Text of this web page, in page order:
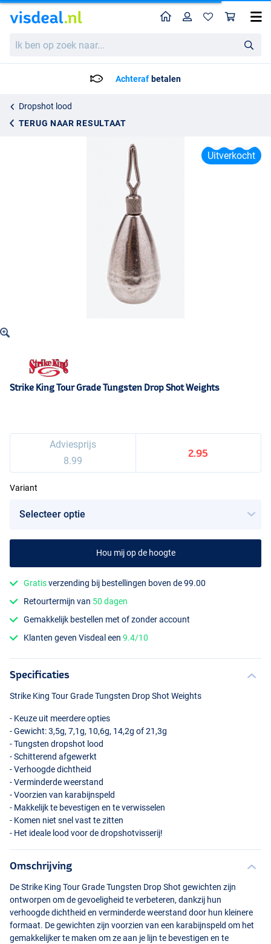
ben
HomeProfiel
Achteraf betalen
Dropshot lood
TERUG NAAR RESULTAAT
Strike King Tour Grade Tungsten Drop Shot Weights
8.99
Uitverkocht
Strike King Tour Grade Tungsten Drop Shot Weights
Adviesprijs
8.99
2.95
Variant
Hou mij op de hoogte
Gratisverzending bij bestellingen boven de 99.00
Retourtermijn van 50 dagen
Gemakkelijk bestellen met of zonder account
Klanten geven Visdeal een9.4/10
Specificaties
Strike King Tour Grade Tungsten Drop Shot Weights
- Keuze uit meerdere opties
- Gewicht: 3,5g, 7,1g, 10,6g, 14,2g of 21,3g
- Tungsten dropshot lood
- Schitterend afgewerkt
- Verhoogde dichtheid
- Verminderde weerstand
- Voorzien van karabijnspeld
- Makkelijk te bevestigen en te verwisselen
- Komen niet snel vast te zitten
- Het ideale lood voor de dropshotvisserij!
Omschrijving
De Strike King Tour Grade Tungsten Drop Shot gewichten zijn
ontworpen om de gevoeligheid te verbeteren, dankzij hun
verhoogde dichtheid en verminderde weerstand door hun kleinere
formaat. De gewichten zijn voorzien van een karabijnspeld om het
gemakkelijker te maken om ze aan je lijn te bevestigen en te